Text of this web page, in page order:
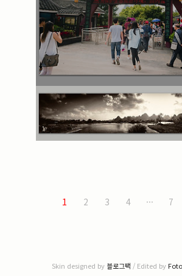
1 2 3 4 ··· 7
Skin designed by 블로그팩 / Edited by